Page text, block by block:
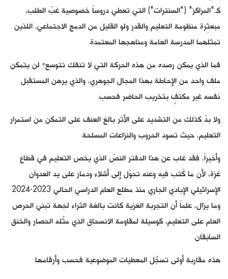
كـ"المراكز" ("السنترات") التي تعطي دروساً خصوصية غبّ الطلب،
مبعثِرة منظومة التعليم والقدر ولو القليل من الدمج الاجتماعي، اللذين
تمثلهما المدرسة العامة ومناهجها المعتمدة.
فما الذي يمكن رصده من هذه الحركة التي لا تنفك تتوسع؟ لن يتمكن
ملف واحد من الإحاطة بهذا المجال الجوهري، والذي يرهن المستقبل
نفسه غير مكتفٍ بتخريب الحاضر فحسب.
ولا بدّ كذلك من التشديد على الأثر بالغ العنف على التمكن من استمرار
التعليم، حيث تسود الحروب والنزاعات المسلحة.
وأخيراً، فقد غاب عن هذا الدفتر النصّ الذي يخص التعليم في قطاع
غزة، لأن ما كُتب فيه وعنه تحوّل إلى أشلاء ودمار على يد العدوان
الإسرائيلي الإبادي الجاري منذ مطلع العام الدراسي الحالي 2023-2024
وما يزال، علماً أن التجربة الغزية كانت بالغة الثراء لجهة تبني الحرص
العام على التعليم، كوسيلة لمقاومة الانسحاق الذي مثّله الحصار والخنق
السابقان.
هذه مقاربة أولى تسجِّل المعطيات الموضوعية فحسب وأرقامها.